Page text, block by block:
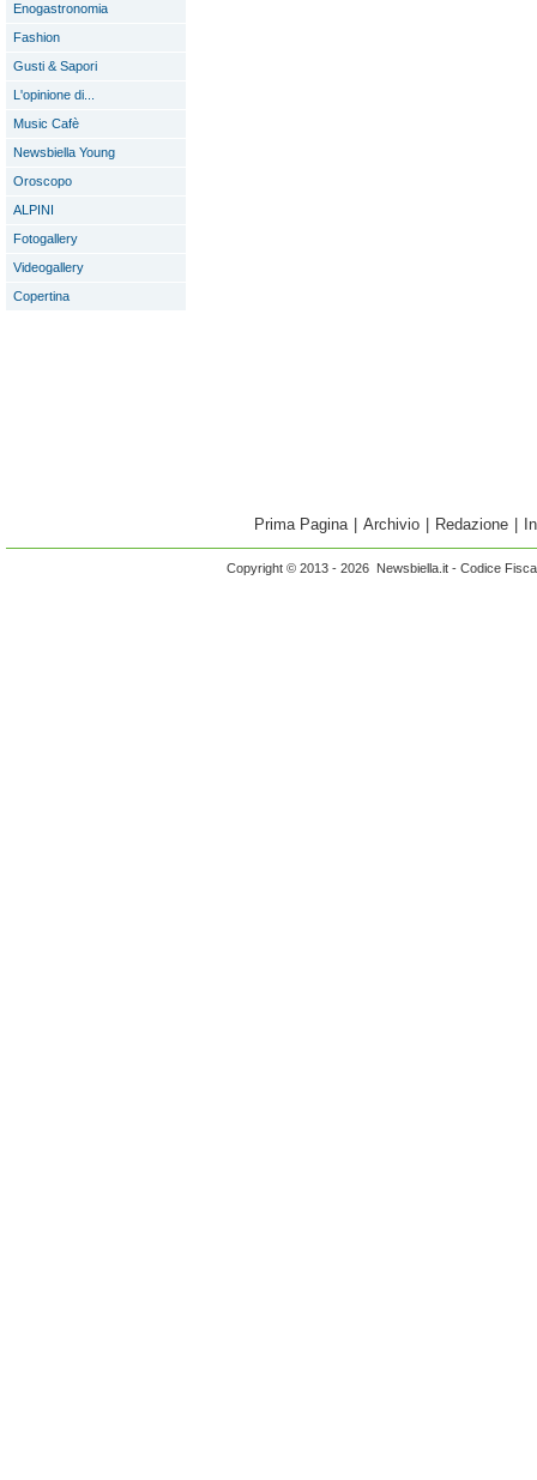
Enogastronomia
Fashion
Gusti & Sapori
L'opinione di...
Music Cafè
Newsbiella Young
Oroscopo
ALPINI
Fotogallery
Videogallery
Copertina
Prima Pagina Archivio Redazione
Copyright © 2013 - 2026 Newsbiella.it - Codice